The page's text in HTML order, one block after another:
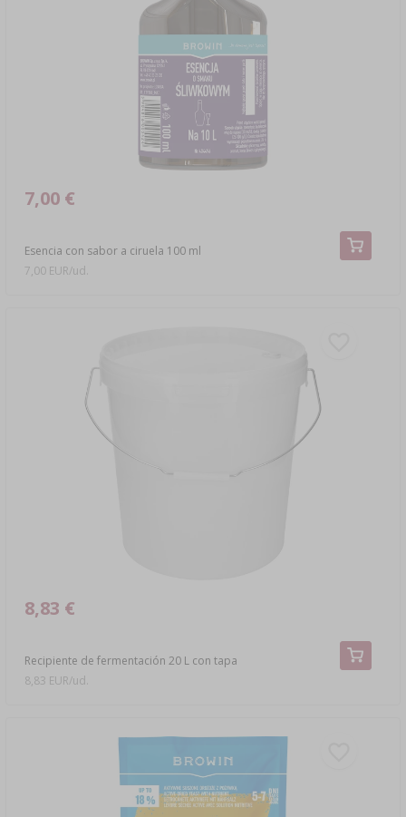
Esencia con sabor a ciruela 100 ml
7,00 €
7,00 EUR/ud.
Recipiente de fermentación 20 L con tapa
8,83 €
8,83 EUR/ud.